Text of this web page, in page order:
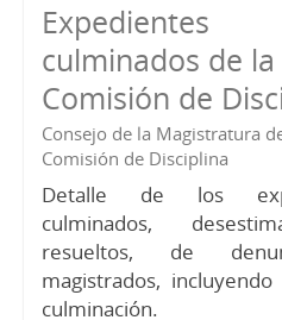
Expedientes
culminados de la
Comisión de
Consejo de la Magistratura
Comisión de Disciplina
Detalle de los
culminados,
resueltos, de
magistrados,
culminación.